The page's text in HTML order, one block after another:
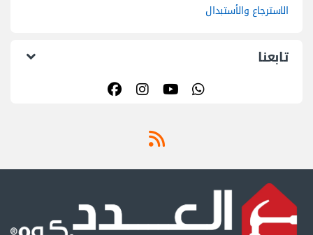
الاسترجاع والأستبدال
تابعنا